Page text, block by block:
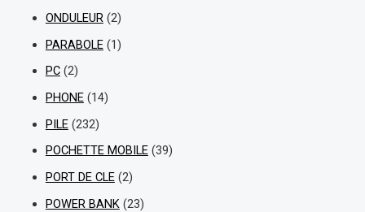
ONDULEUR (2)
PARABOLE (1)
PC (2)
PHONE (14)
PILE (232)
POCHETTE MOBILE (39)
PORT DE CLE (2)
POWER BANK (23)